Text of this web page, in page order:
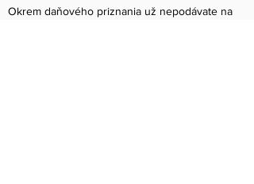
Okrem daňového priznania už nepodávate na